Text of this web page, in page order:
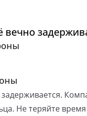
вечно
задерживается.
Не теряйте